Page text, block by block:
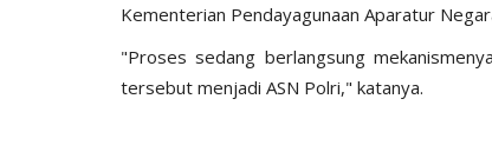
Kementerian Pendayagunaan Aparatur
"Proses sedang berlangsung
tersebut menjadi ASN Polri," katanya.